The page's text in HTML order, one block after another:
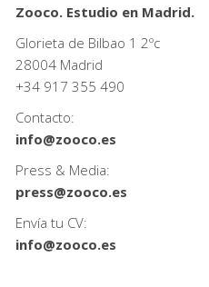
Zooco. Estudio en Madrid.
Glorieta de Bilbao 1 2ºc
28004 Madrid
+34 917 355 490
Contacto:
info@zooco.es
Press & Media:
press@zooco.es
Envía tu CV:
info@zooco.es